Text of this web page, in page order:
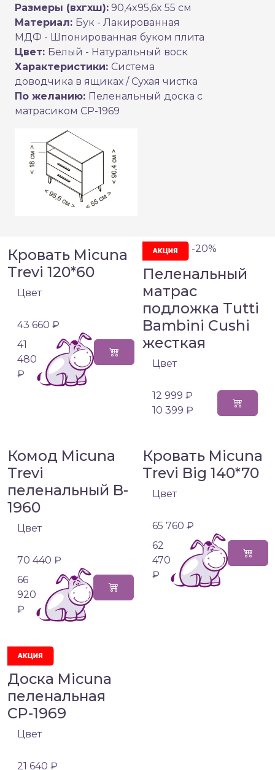
Размеры (вхгхш): 90,4x95,6x 55 см
Материал: Бук - Лакированная
МДФ - Шпонированная буком плита
Цвет: Белый - Натуральный воск
Характеристики: Система
доводчика в ящиках / Сухая чистка
По желанию: Пеленальный доска с
матрасиком CP-1969
Кровать Micuna
Trevi 120*60
Цвет
43 660 ₽
41
480
₽
-20%
Пеленальный
матрас
подложка Tutti
Bambini Cushi
жесткая
Цвет
12 999 ₽
10 399 ₽
Комод Micuna
Trevi
пеленальный B-
1960
Цвет
70 440 ₽
66
920
₽
Кровать Micuna
Trevi Big 140*70
Цвет
65 760 ₽
62
470
₽
Доска Micuna
пеленальная
CP-1969
Цвет
21 640 ₽